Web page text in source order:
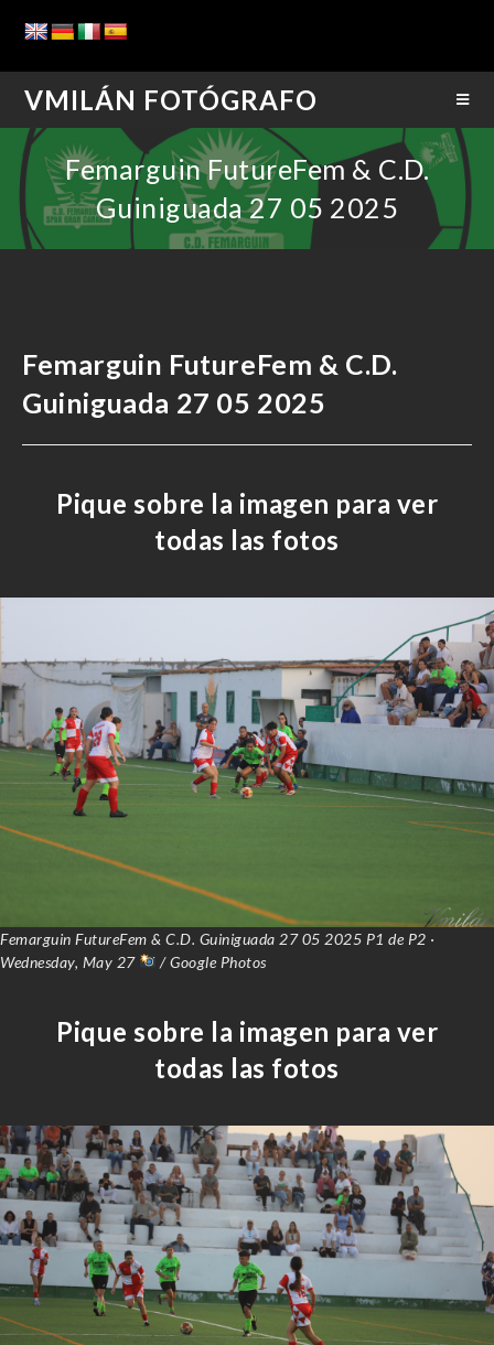
VMILÁN FOTÓGRAFO
Femarguin FutureFem & C.D.
Guiniguada 27 05 2025
Femarguin FutureFem & C.D.
Guiniguada 27 05 2025
Pique sobre la imagen para ver
todas las fotos
Femarguin FutureFem & C.D. Guiniguada 27 05 2025 P1 de P2 ·
Wednesday, May 27
/ Google Photos
Pique sobre la imagen para ver
todas las fotos